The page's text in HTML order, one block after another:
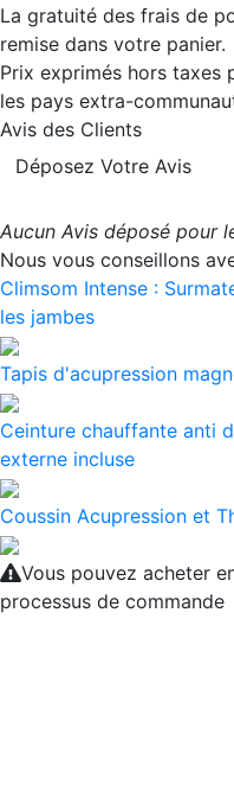
La gratuité des frais de
remise dans votre panier.
Prix exprimés hors taxes
les pays extra-
Avis des Clients
Déposez Votre Avis
Aucun Avis déposé pour
Nous vous conseillons
Climsom Intense :
les jambes
Tapis d'acupression
Ceinture chauffante anti
externe incluse
Coussin Acupression et
Vous pouvez acheter
processus de commande